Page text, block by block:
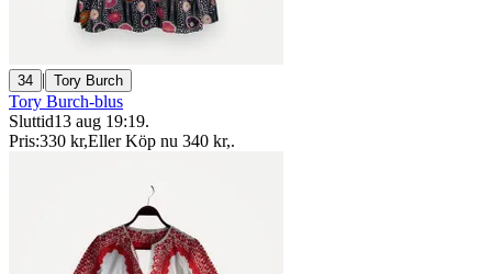
34 | Tory Burch
Tory Burch-blus
Sluttid13 aug 19:19.
Pris:330 kr,Eller Köp nu 340 kr,.